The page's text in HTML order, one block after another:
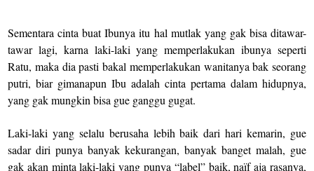
Sementara cinta buat Ibunya itu hal mutlak yang gak bisa ditawar-
tawar lagi, karna laki-laki yang memperlakukan ibunya seperti
Ratu, maka dia pasti bakal memperlakukan wanitanya bak seorang
putri, biar gimanapun Ibu adalah cinta pertama dalam hidupnya,
yang gak mungkin bisa gue ganggu gugat.
Laki-laki yang selalu berusaha lebih baik dari hari kemarin, gue
sadar diri punya banyak kekurangan, banyak banget malah, gue
gak akan minta laki-laki yang punya “label” baik, naïf aja rasanya,